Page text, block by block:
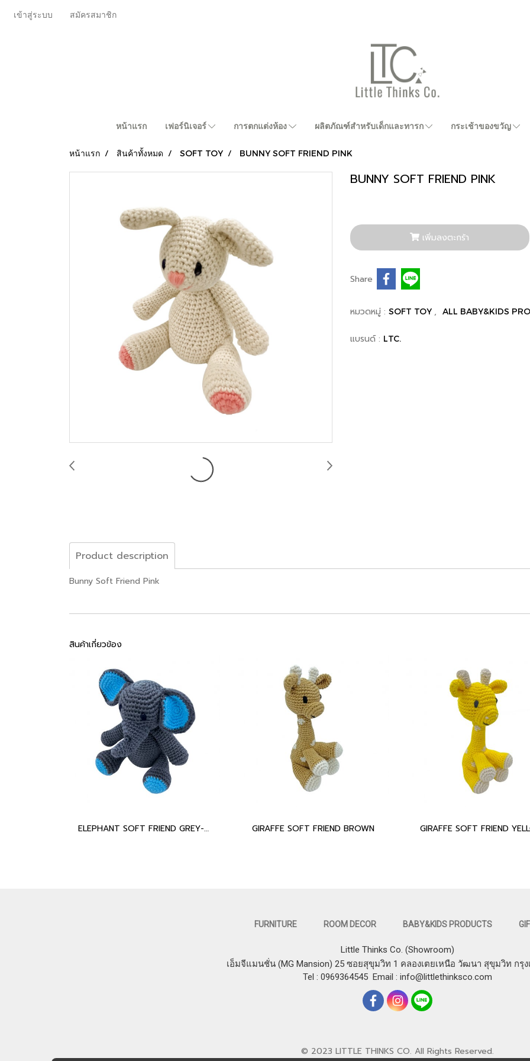
เข้าสู่ระบบ สมัครสมาชิก
หน้าแรก เฟอร์นิเจอร์ การตกแต่งห้อง ผลิตภัณฑ์สำหรับเด็กและทารก กระเช้าของขวัญ
หน้าแรก สินค้าทั้งหมด SOFT TOY BUNNY SOFT FRIEND PINK
BUNNY SOFT FRIEND PINK
เพิ่มลงตะกร้า
Share
หมวดหมู่ : SOFT TOY , ALL BABY&KIDS
แบรนด์ : LTC.
Product description
Bunny Soft Friend Pink
สินค้าเกี่ยวข้อง
ELEPHANT SOFT FRIEND GREY-BLUE GIRAFFE SOFT FRIEND BROWN GIRAFFE SOFT FRIEND
FURNITURE ROOM DECOR BABY&KIDS PRODUCTS
Little Thinks Co. (Showroom)
เอ็มจีแมนชั่น (MG Mansion) 25 ซอยสุขุมวิท 1 คลองเตยเหนือ วัฒนา สุขุมวิท กรุง
Tel : 0969364545 Email : info@littlethinksco.com
© 2023 LITTLE THINKS CO. All Rights Reserved.